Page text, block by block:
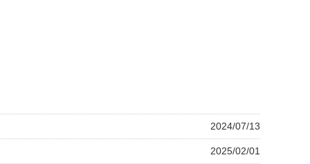
2024/07/13
2025/02/01